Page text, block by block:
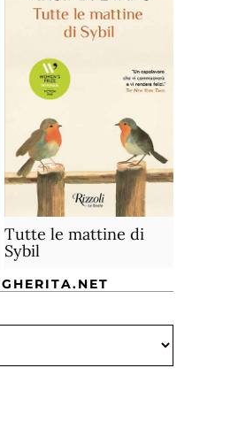
Tutte le mattine di
Sybil